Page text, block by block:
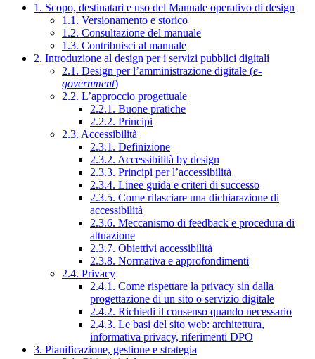
1. Scopo, destinatari e uso del Manuale operativo di design
1.1. Versionamento e storico
1.2. Consultazione del manuale
1.3. Contribuisci al manuale
2. Introduzione al design per i servizi pubblici digitali
2.1. Design per l’amministrazione digitale (e-
government)
2.2. L’approccio progettuale
2.2.1. Buone pratiche
2.2.2. Principi
2.3. Accessibilità
2.3.1. Definizione
2.3.2. Accessibilità by design
2.3.3. Principi per l’accessibilità
2.3.4. Linee guida e criteri di successo
2.3.5. Come rilasciare una dichiarazione di
accessibilità
2.3.6. Meccanismo di feedback e procedura di
attuazione
2.3.7. Obiettivi accessibilità
2.3.8. Normativa e approfondimenti
2.4. Privacy
2.4.1. Come rispettare la privacy sin dalla
progettazione di un sito o servizio digitale
2.4.2. Richiedi il consenso quando necessario
2.4.3. Le basi del sito web: architettura,
informativa privacy, riferimenti DPO
3. Pianificazione, gestione e strategia